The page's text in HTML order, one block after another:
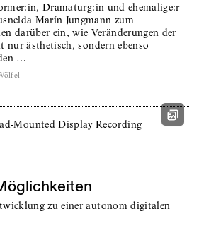
Dramaturg:in und ehemalige:r
Marín Jungmann zum
darüber ein, wie Veränderungen der
ästhetisch, sondern ebenso
…
zu einer autonom digitalen